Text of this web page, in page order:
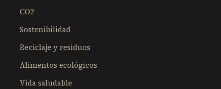
CO2
Sostenibilidad
Reciclaje y residuos
Alimentos ecológicos
Vida saludable